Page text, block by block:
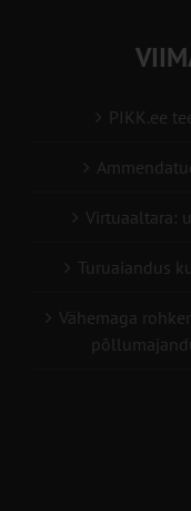
PIKK.ee
Virtuaaltara:
Turuaiandus
Vähemaga